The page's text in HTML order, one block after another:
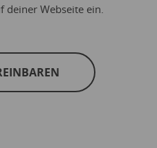
deiner Webseite ein.